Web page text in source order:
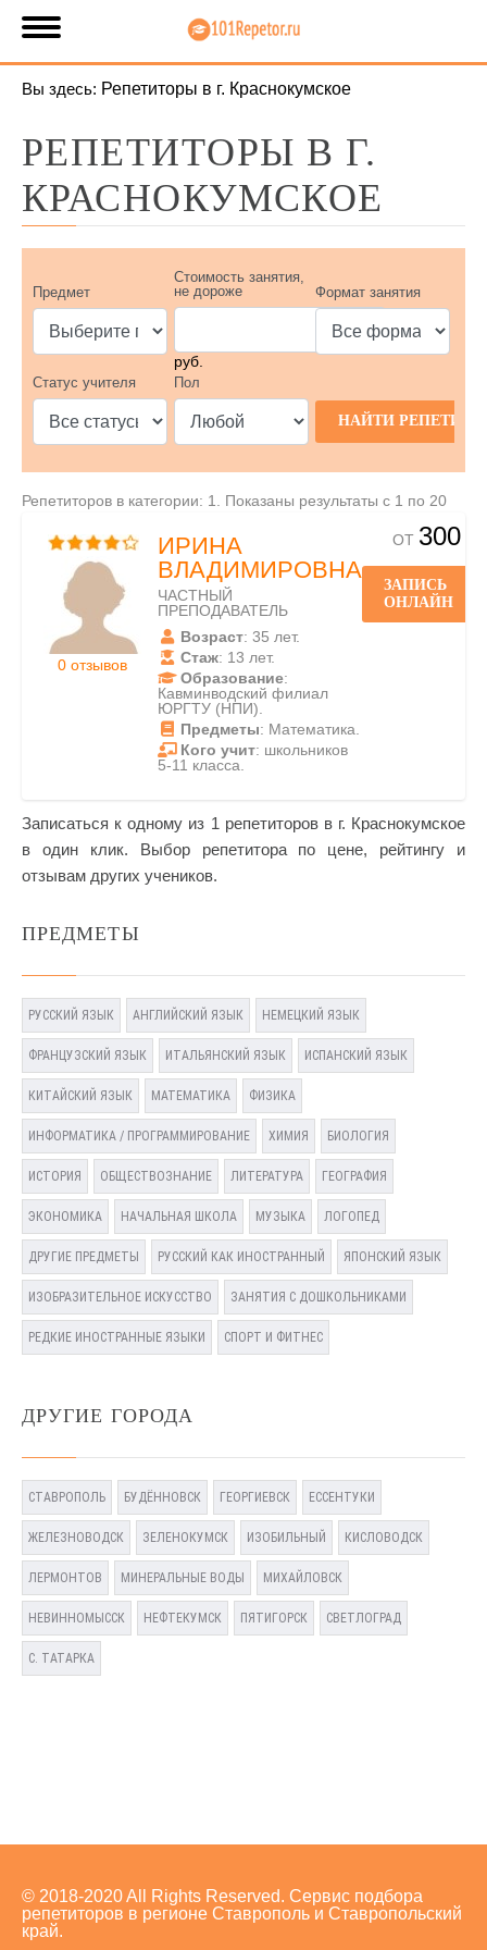
Вы здесь: Репетиторы в г. Краснокумское
РЕПЕТИТОРЫ В Г.
КРАСНОКУМСКОЕ
Предмет
Стоимость занятия,
не дороже
руб.
Формат занятия
Статус учителя Пол
Репетиторов в категории: 1. Показаны результаты с 1 по 20
0 отзывов
ИРИНА
ВЛАДИМИРОВНА
ЧАСТНЫЙ
ПРЕПОДАВАТЕЛЬ
Возраст: 35 лет.
Стаж: 13 лет.
Образование:
Кавминводский филиал
ЮРГТУ (НПИ).
Предметы: Математика.
Кого учит: школьников
5-11 класса.
ОТ 300
ЗАПИСЬ
ОНЛАЙН
Записаться к одному из 1 репетиторов в г. Краснокумское
в один клик. Выбор репетитора по цене, рейтингу и
отзывам других учеников.
ПРЕДМЕТЫ
РУССКИЙ ЯЗЫК АНГЛИЙСКИЙ ЯЗЫК НЕМЕЦКИЙ ЯЗЫК
ФРАНЦУЗСКИЙ ЯЗЫК ИТАЛЬЯНСКИЙ ЯЗЫК ИСПАНСКИЙ ЯЗЫК
КИТАЙСКИЙ ЯЗЫК МАТЕМАТИКА ФИЗИКА
ИНФОРМАТИКА / ПРОГРАММИРОВАНИЕ ХИМИЯ БИОЛОГИЯ
ИСТОРИЯ ОБЩЕСТВОЗНАНИЕ ЛИТЕРАТУРА ГЕОГРАФИЯ
ЭКОНОМИКА НАЧАЛЬНАЯ ШКОЛА МУЗЫКА ЛОГОПЕД
ДРУГИЕ ПРЕДМЕТЫ РУССКИЙ КАК ИНОСТРАННЫЙ ЯПОНСКИЙ ЯЗЫК
ИЗОБРАЗИТЕЛЬНОЕ ИСКУССТВО ЗАНЯТИЯ С ДОШКОЛЬНИКАМИ
РЕДКИЕ ИНОСТРАННЫЕ ЯЗЫКИ СПОРТ И ФИТНЕС
ДРУГИЕ ГОРОДА
СТАВРОПОЛЬ БУДЁННОВСК ГЕОРГИЕВСК ЕССЕНТУКИ
ЖЕЛЕЗНОВОДСК ЗЕЛЕНОКУМСК ИЗОБИЛЬНЫЙ КИСЛОВОДСК
ЛЕРМОНТОВ МИНЕРАЛЬНЫЕ ВОДЫ МИХАЙЛОВСК
НЕВИННОМЫССК НЕФТЕКУМСК ПЯТИГОРСК СВЕТЛОГРАД
С. ТАТАРКА
© 2018-2020 All Rights Reserved. Сервис подбора
репетиторов в регионе Ставрополь и Ставропольский
край.